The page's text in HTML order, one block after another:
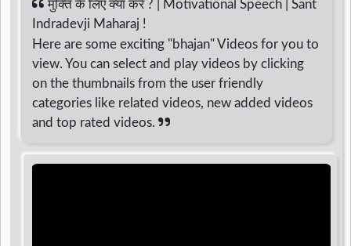
मुक्ति के लिए क्या करें ? | Motivational Speech | Sant
Indradevji Maharaj !
Here are some exciting "bhajan" Videos for you to
view. You can select and play videos by clicking
on the thumbnails from the user friendly
categories like related videos, new added videos
and top rated videos.